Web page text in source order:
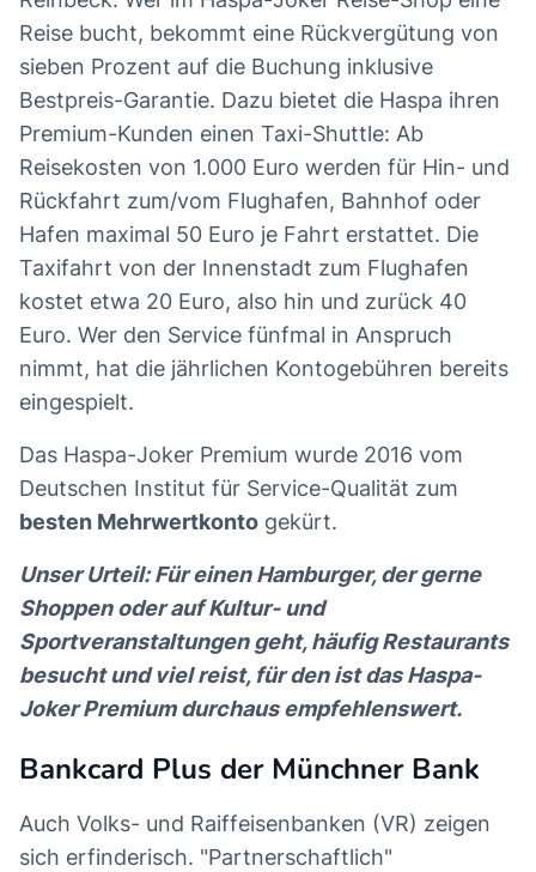
Reise bucht, bekommt eine Rückvergütung von
sieben Prozent auf die Buchung inklusive
Bestpreis-Garantie. Dazu bietet die Haspa ihren
Premium-Kunden einen Taxi-Shuttle: Ab
Reisekosten von 1.000 Euro werden für Hin- und
Rückfahrt zum/vom Flughafen, Bahnhof oder
Hafen maximal 50 Euro je Fahrt erstattet. Die
Taxifahrt von der Innenstadt zum Flughafen
kostet etwa 20 Euro, also hin und zurück 40
Euro. Wer den Service fünfmal in Anspruch
nimmt, hat die jährlichen Kontogebühren bereits
eingespielt.
Das Haspa-Joker Premium wurde 2016 vom
Deutschen Institut für Service-Qualität zum
besten Mehrwertkonto gekürt.
Unser Urteil: Für einen Hamburger, der gerne
Shoppen oder auf Kultur- und
Sportveranstaltungen geht, häufig Restaurants
besucht und viel reist, für den ist das Haspa-
Joker Premium durchaus empfehlenswert.
Bankcard Plus der Münchner Bank
Auch Volks- und Raiffeisenbanken (VR) zeigen
sich erfinderisch. "Partnerschaftlich"